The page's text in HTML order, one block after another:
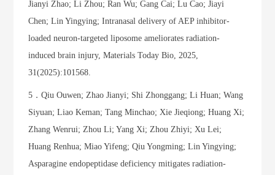
Jianyi Zhao; Li Zhou; Ran Wu; Gang Cai; Lu Cao; Jiayi
Chen; Lin Yingying; Intranasal delivery of AEP inhibitor-
loaded neuron-targeted liposome ameliorates radiation-
induced brain injury, Materials Today Bio, 2025,
31(2025):101568.
5．Qiu Ouwen; Zhao Jianyi; Shi Zhonggang; Li Huan; Wang
Siyuan; Liao Keman; Tang Minchao; Xie Jieqiong; Huang Xi;
Zhang Wenrui; Zhou Li; Yang Xi; Zhou Zhiyi; Xu Lei;
Huang Renhua; Miao Yifeng; Qiu Yongming; Lin Yingying;
Asparagine endopeptidase deficiency mitigates radiation-